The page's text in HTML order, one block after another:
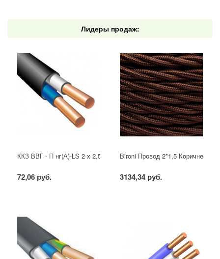
Лидеры продаж:
ККЗ ВВГ - П нг(А)-LS 2 х 2,5 ГОСТ
72,06 руб.
Bironi Провод 2*1,5 Коричневый
3134,34 руб.